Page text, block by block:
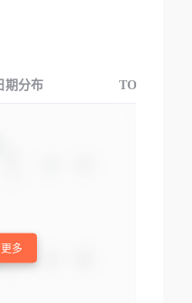
期分布 TOP3交易国
多